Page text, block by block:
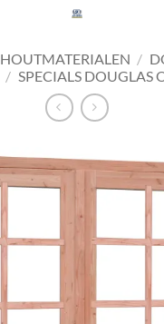
HOUTMATERIALEN /
/ SPECIALS DOUGLAS